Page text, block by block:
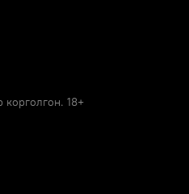
18+